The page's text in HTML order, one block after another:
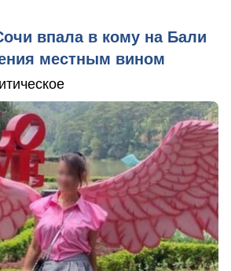
впала в кому на Бали
местным вином